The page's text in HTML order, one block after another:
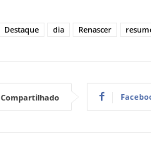
Destaque dia Renascer
Compartilhado